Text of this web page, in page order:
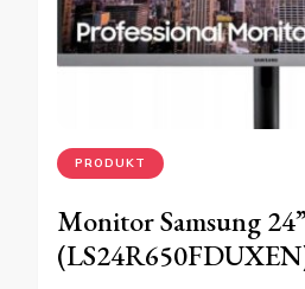
PRODUKT
Monitor Samsung